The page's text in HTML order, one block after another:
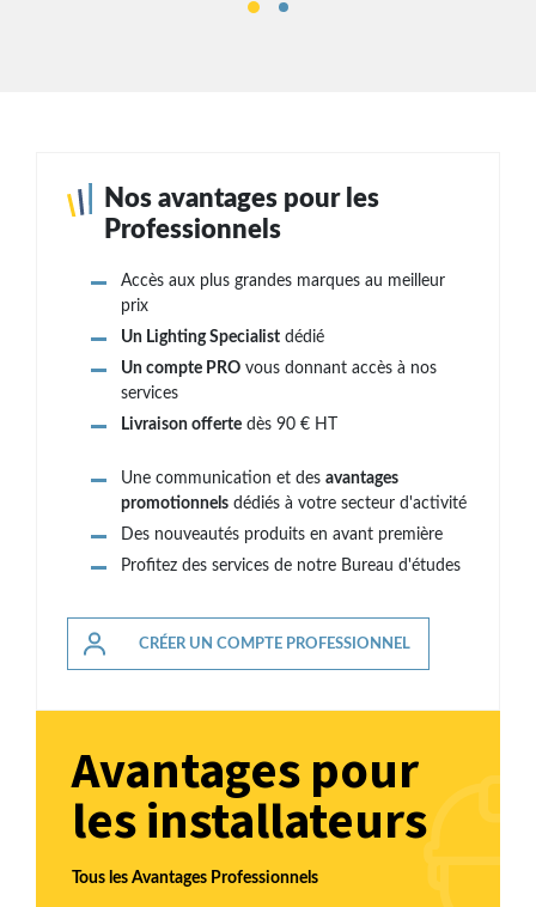
Nos avantages pour les
Professionnels
Accès aux plus grandes marques au meilleur
prix
Un Lighting Specialist dédié
Un compte PRO vous donnant accès à nos
services
Livraison offerte dès 90 € HT
Une communication et des avantages
promotionnels dédiés à votre secteur d'activité
Des nouveautés produits en avant première
Profitez des services de notre Bureau d'études
CRÉER UN COMPTE PROFESSIONNEL
Avantages pour
les installateurs
Tous les Avantages Professionnels